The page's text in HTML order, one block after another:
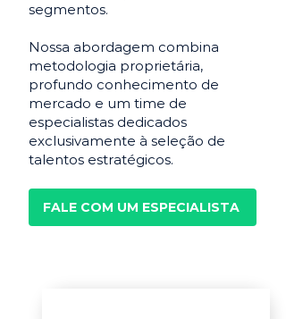
segmentos.
Nossa abordagem combina
metodologia proprietária,
profundo conhecimento de
mercado e um time de
especialistas dedicados
exclusivamente à seleção de
talentos estratégicos.
FALE COM UM ESPECIALISTA